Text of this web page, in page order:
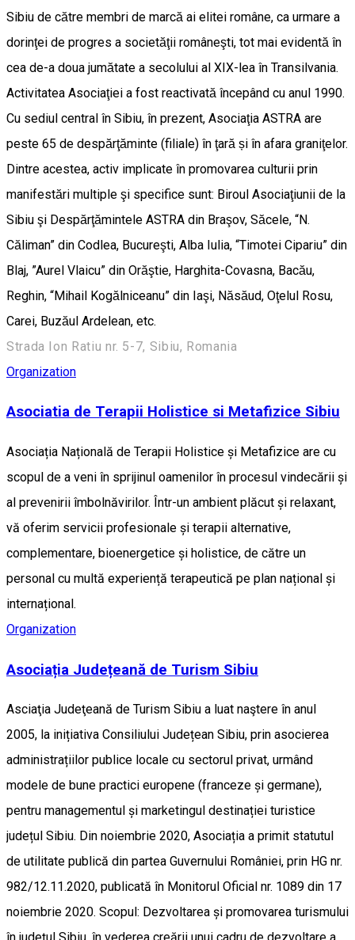
Sibiu de către membri de marcă ai elitei române, ca urmare a
dorinţei de progres a societăţii româneşti, tot mai evidentă în
cea de-a doua jumătate a secolului al XIX-lea în Transilvania.
Activitatea Asociaţiei a fost reactivată începând cu anul 1990.
Cu sediul central în Sibiu, în prezent, Asociaţia ASTRA are
peste 65 de despărţăminte (filiale) în ţară și în afara graniţelor.
Dintre acestea, activ implicate în promovarea culturii prin
manifestări multiple şi specifice sunt: Biroul Asociaţiunii de la
Sibiu şi Despărţămintele ASTRA din Braşov, Săcele, “N.
Căliman” din Codlea, Bucureşti, Alba Iulia, “Timotei Cipariu” din
Blaj, ”Aurel Vlaicu” din Orăştie, Harghita-Covasna, Bacău,
Reghin, “Mihail Kogălniceanu” din Iaşi, Năsăud, Oţelul Rosu,
Carei, Buzăul Ardelean, etc.
Strada Ion Ratiu nr. 5-7, Sibiu, Romania
Organization
Asociatia de Terapii Holistice si Metafizice Sibiu
Asociația Națională de Terapii Holistice și Metafizice are cu
scopul de a veni în sprijinul oamenilor în procesul vindecării și
al prevenirii îmbolnăvirilor. Într-un ambient plăcut și relaxant,
vă oferim servicii profesionale și terapii alternative,
complementare, bioenergetice și holistice, de către un
personal cu multă experiență terapeutică pe plan național și
internațional.
Organization
Asociația Județeană de Turism Sibiu
Asciaţia Judeţeană de Turism Sibiu a luat naştere în anul
2005, la inițiativa Consiliului Județean Sibiu, prin asocierea
administrațiilor publice locale cu sectorul privat, urmând
modele de bune practici europene (franceze și germane),
pentru managementul și marketingul destinației turistice
județul Sibiu. Din noiembrie 2020, Asociația a primit statutul
de utilitate publică din partea Guvernului României, prin HG nr.
982/12.11.2020, publicată în Monitorul Oficial nr. 1089 din 17
noiembrie 2020. Scopul: Dezvoltarea și promovarea turismului